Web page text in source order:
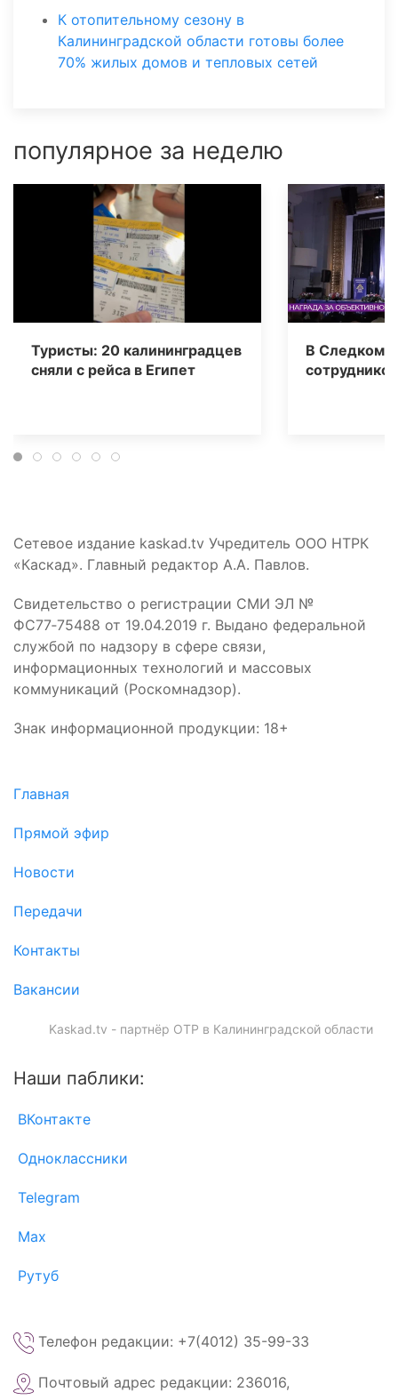
К отопительному сезону в
Калининградской области готовы более
70% жилых домов и тепловых сетей
популярное за неделю
Туристы: 20 калининградцев
сняли с рейса в Египет
В Следкоме
Сетевое издание kaskad.tv Учредитель ООО НТРК
«Каскад». Главный редактор А.А. Павлов.
Свидетельство о регистрации СМИ ЭЛ №
ФС77‑75488 от 19.04.2019 г. Выдано федеральной
службой по надзору в сфере связи,
информационных технологий и массовых
коммуникаций (Роскомнадзор).
Знак информационной продукции: 18+
Главная
Прямой эфир
Новости
Передачи
Контакты
Вакансии
Kaskad.tv - партнёр ОТР в Калининградской области
Наши паблики:
ВКонтакте
Одноклассники
Telegram
Max
Рутуб
Телефон редакции: +7(4012) 35-99-33
Почтовый адрес редакции: 236016,